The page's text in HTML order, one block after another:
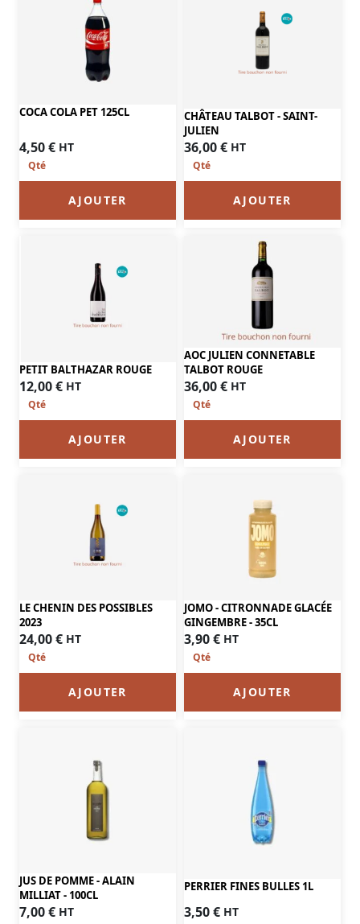
COCA COLA PET 125CL
4,50€ HT
AJOUTER
CHÂTEAU TALBOT - SAINT-
JULIEN
36,00€ HT
AJOUTER
PETIT BALTHAZAR ROUGE
12,00€ HT
AJOUTER
AOC JULIEN CONNETABLE
TALBOT ROUGE
36,00€ HT
AJOUTER
LE CHENIN DES POSSIBLES
2023
24,00€ HT
AJOUTER
JOMO - CITRONNADE GLACÉE
GINGEMBRE - 35CL
3,90€ HT
AJOUTER
JUS DE POMME - ALAIN
MILLIAT - 100CL
7,00€ HT
PERRIER FINES BULLES 1L
3,50€ HT